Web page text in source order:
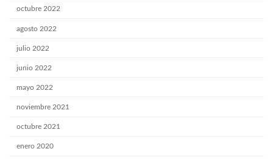
octubre 2022
agosto 2022
julio 2022
junio 2022
mayo 2022
noviembre 2021
octubre 2021
enero 2020